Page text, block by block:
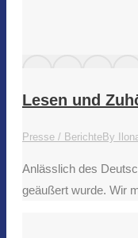
Lesen und
Presse / BerichteBy
Anlässlich des
geäußert wurde. Wir